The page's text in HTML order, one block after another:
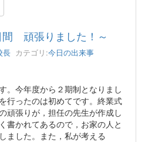
間 頑張りました！～
長 カテゴリ:今日の出来事
。今年度から２期制となりまし
行ったのは初めてです。終業式
頑張りが，担任の先生が作成し
書かれてあるので，お家の人と
ました。また，私が考える